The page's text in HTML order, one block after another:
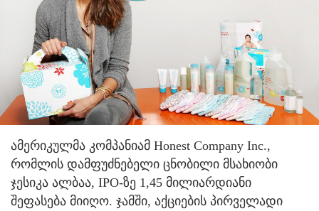
ამერიკულმა კომპანიამ Honest Company Inc.,
რომლის დამფუძნებელი ცნობილი მსახიობი
ჯესიკა ალბაა, IPO-ზე 1,45 მილიარდიანი
შეფასება მიიღო. ჯამში, აქციების პირველადი